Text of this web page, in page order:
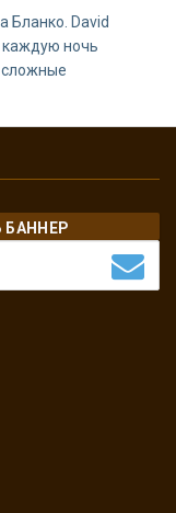
Бланко. David
каждую ночь
БАННЕР